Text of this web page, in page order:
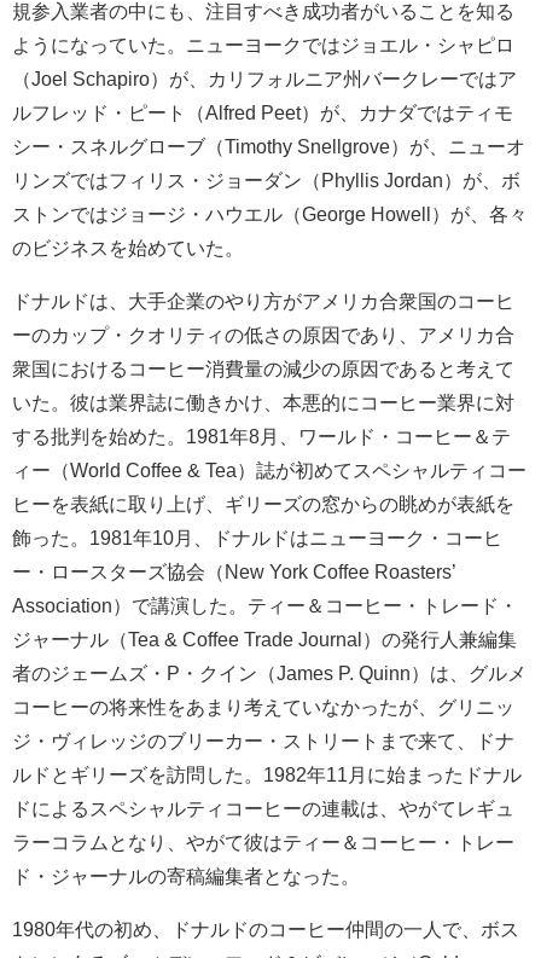
規参入業者の中にも、注目すべき成功者がいることを知る
ようになっていた。ニューヨークではジョエル・シャピロ
（Joel Schapiro）が、カリフォルニア州バークレーではア
ルフレッド・ピート（Alfred Peet）が、カナダではティモ
シー・スネルグローブ（Timothy Snellgrove）が、ニューオ
リンズではフィリス・ジョーダン（Phyllis Jordan）が、ボ
ストンではジョージ・ハウエル（George Howell）が、各々
のビジネスを始めていた。
ドナルドは、大手企業のやり方がアメリカ合衆国のコーヒ
ーのカップ・クオリティの低さの原因であり、アメリカ合
衆国におけるコーヒー消費量の減少の原因であると考えて
いた。彼は業界誌に働きかけ、本悪的にコーヒー業界に対
する批判を始めた。1981年8月、ワールド・コーヒー＆テ
ィー（World Coffee & Tea）誌が初めてスペシャルティコー
ヒーを表紙に取り上げ、ギリーズの窓からの眺めが表紙を
飾った。1981年10月、ドナルドはニューヨーク・コーヒ
ー・ロースターズ協会（New York Coffee Roasters’
Association）で講演した。ティー＆コーヒー・トレード・
ジャーナル（Tea & Coffee Trade Journal）の発行人兼編集
者のジェームズ・P・クイン（James P. Quinn）は、グルメ
コーヒーの将来性をあまり考えていなかったが、グリニッ
ジ・ヴィレッジのブリーカー・ストリートまで来て、ドナ
ルドとギリーズを訪問した。1982年11月に始まったドナル
ドによるスペシャルティコーヒーの連載は、やがてレギュ
ラーコラムとなり、やがて彼はティー＆コーヒー・トレー
ド・ジャーナルの寄稿編集者となった。
1980年代の初め、ドナルドのコーヒー仲間の一人で、ボス